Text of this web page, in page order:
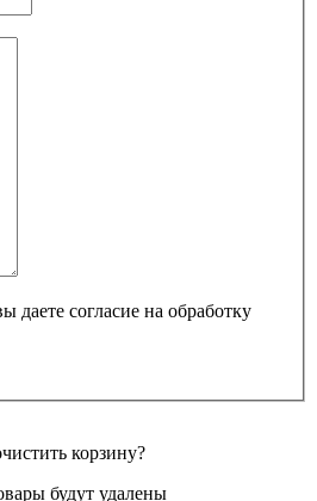
даете согласие на обработку
корзину?
будут удалены